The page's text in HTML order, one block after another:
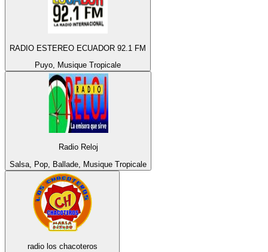
RADIO ESTEREO ECUADOR 92.1 FM
Puyo, Musique Tropicale
Radio Reloj
Salsa, Pop, Ballade, Musique Tropicale
radio los chacoteros